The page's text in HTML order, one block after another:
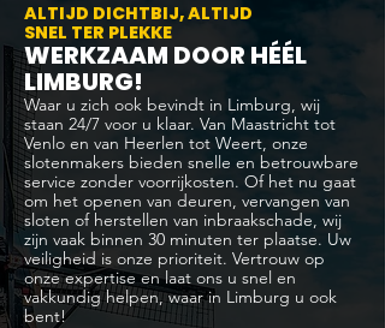
ALTIJD DICHTBIJ, ALTIJD
SNEL TER PLEKKE
WERKZAAM DOOR HÉÉL
LIMBURG!
Waar u zich ook bevindt in Limburg, wij
staan 24/7 voor u klaar. Van Maastricht tot
Venlo en van Heerlen tot Weert, onze
slotenmakers bieden snelle en betrouwbare
service zonder voorrijkosten. Of het nu gaat
om het openen van deuren, vervangen van
sloten of herstellen van inbraakschade, wij
zijn vaak binnen 30 minuten ter plaatse. Uw
veiligheid is onze prioriteit. Vertrouw op
onze expertise en laat ons u snel en
vakkundig helpen, waar in Limburg u ook
bent!